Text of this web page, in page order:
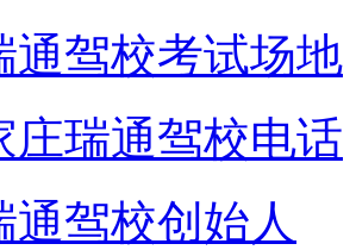
通驾校考试场地
庄瑞通驾校电话
通驾校创始人